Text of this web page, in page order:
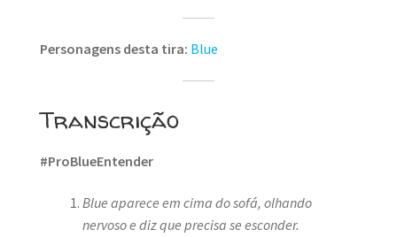
Personagens desta tira: Blue
Transcrição
#ProBlueEntender
Blue aparece em cima do sofá, olhando
nervoso e diz que precisa se esconder.